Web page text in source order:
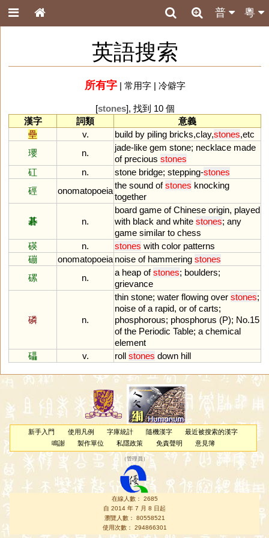
粵
普
英語搜索
所有字| 常用字| 冷僻字
[stones], 找到 10 個
漢字
詞類
意義
壘
v. build by piling bricks,clay,stones,etc
瓔
n.
jade-like gem stone; necklace made
of precious stones
矼
n. stone bridge; stepping-stones
硜
onomatopoeia
the sound of stones knocking
together
碁 n.
board game of Chinese origin, played
with black and white stones; any
game similar to chess
碤
n. stones with color patterns
磞
onomatopoeia noise of hammering stones
磥
n.
a heap of stones; boulders;
grievance
磷 n.
thin stone; water flowing over stones;
noise of a rapid, or of carts;
phosphorous; phosphorus (P); No.15
of the Periodic Table; a chemical
element
礧
v. roll stones down hill
新手入門 使用凡例 字庫統計 隨機漢字
最近被搜索的漢字
鳴謝
製作單位 私隱政策 免責聲明 意見簿
（管理員 ）
在線人數： 2685
自 2014 年 7 月 8 日起
瀏覽人數： 80558521
使用次數： 294866301